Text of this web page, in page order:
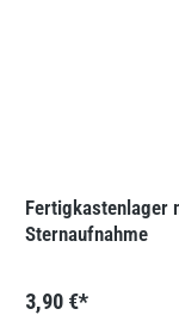
Fertigkastenlager
Sternaufnahme
3,90 €*